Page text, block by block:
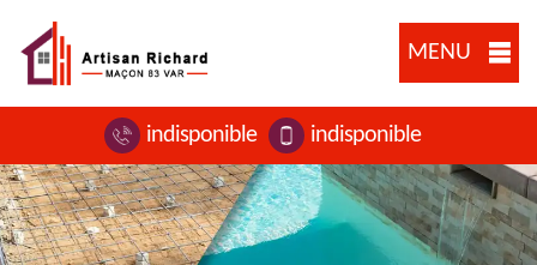
MENU
indisponible indisponible